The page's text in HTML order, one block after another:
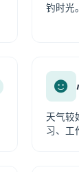
钓时光。
天气较
习、工